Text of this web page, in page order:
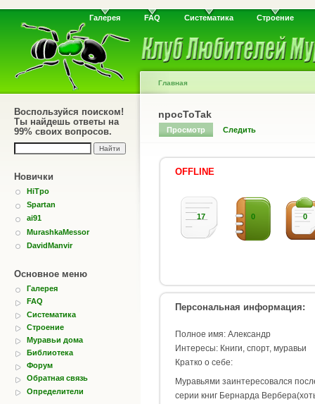
Галерея FAQ Систематика Строение
Воспользуйся поиском!
Ты найдешь ответы на
99% своих вопросов.
Новички
HiTpo
Spartan
ai91
MurashkaMessor
DavidManvir
Основное меню
Галерея
FAQ
Систематика
Строение
Муравьи дома
Библиотека
Форум
Обратная связь
Определители
Главная
npocToTak
Просмотр Следить
OFFLINE
17 0 0
Персональная информация:
Полное имя: Александр
Интересы: Книги, спорт, муравьи
Кратко о себе:
Муравьями заинтересовался
серии книг Бернарда